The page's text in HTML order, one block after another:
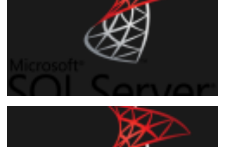
SQL Server - Como comprimir y
descomprimir archivos y directorios
usando 7-zip y xp_cmdshell o SQLCLR